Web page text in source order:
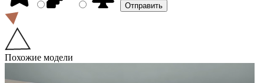
Похожие модели